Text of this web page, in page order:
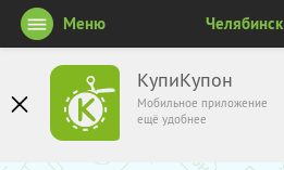
КупиКупон
Мобильное приложение
ещё удобнее
Меню Челябинск